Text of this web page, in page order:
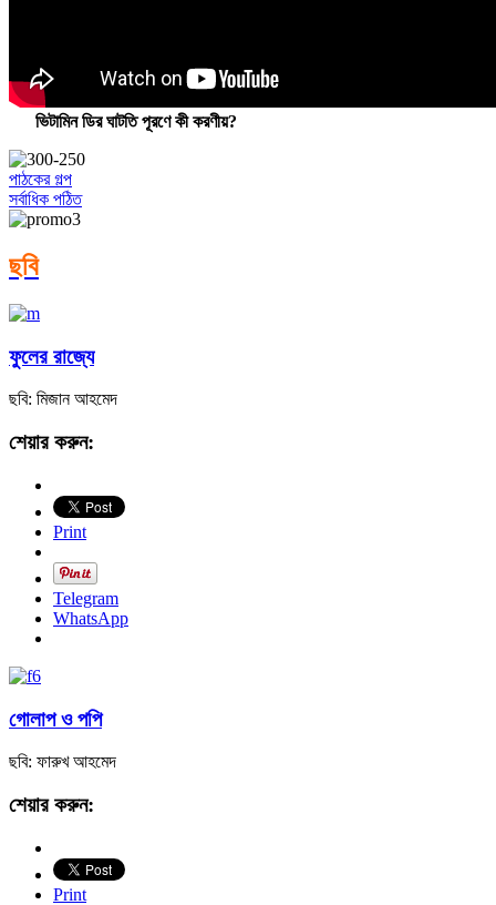
ভিটামিন ডির ঘাটতি পূরণে কী করণীয়?
পাঠকের গল্প
সর্বাধিক পঠিত
ছবি
ফুলের রাজ্যে
ছবি: মিজান আহমেদ
শেয়ার করুন:
Print
Telegram
WhatsApp
গোলাপ ও পপি
ছবি: ফারুখ আহমেদ
শেয়ার করুন:
Print